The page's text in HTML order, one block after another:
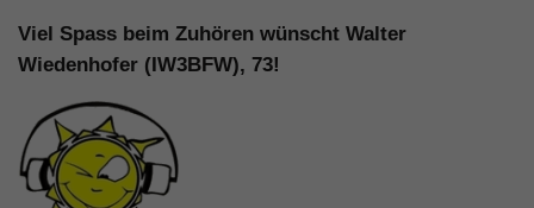
Viel Spass beim Zuhören wünscht Walter
Wiedenhofer (IW3BFW), 73!